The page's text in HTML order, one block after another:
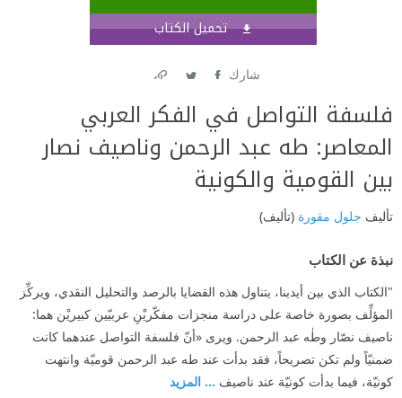
تحميل الكتاب
شارك
فلسفة التواصل في الفكر العربي
المعاصر: طه عبد الرحمن وناصيف نصار
بين القومية والكونية
تأليف جلول مقورة (تأليف)
نبذة عن الكتاب
"الكتاب الذي بين أيدينا، يتناول هذه القضايا بالرصد والتحليل النقدي، ويركِّز
المؤلِّف بصورة خاصة على دراسة منجزات مفكّريْنِ عربيّين كبيريْن هما:
ناصيف نصّار وطٰه عبد الرحمن. ويرى «أنّ فلسفة التواصل عندهما كانت
ضمنيّاً ولم تكن تصريحاً، فقد بدأت عند طه عبد الرحمن قوميّة وانتهت
كونيّة، فيما بدأت كونيّة عند ناصيف ... المزيد